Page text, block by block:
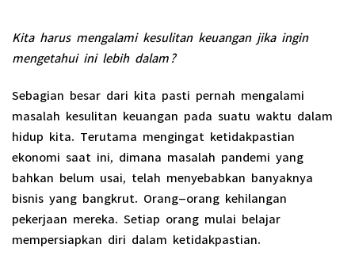
Kita harus mengalami kesulitan keuangan jika ingin
mengetahui ini lebih dalam?
Sebagian besar dari kita pasti pernah mengalami
masalah kesulitan keuangan pada suatu waktu dalam
hidup kita. Terutama mengingat ketidakpastian
ekonomi saat ini, dimana masalah pandemi yang
bahkan belum usai, telah menyebabkan banyaknya
bisnis yang bangkrut. Orang-orang kehilangan
pekerjaan mereka. Setiap orang mulai belajar
mempersiapkan diri dalam ketidakpastian.